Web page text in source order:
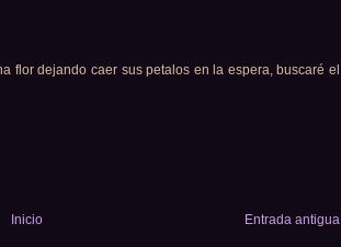
flor dejando caer sus petalos en la espera, buscaré el
Entrada antigua
Inicio